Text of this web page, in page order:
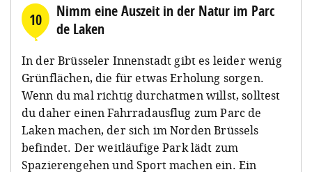
10
Nimm eine Auszeit in der Natur im Parc
de Laken
In der Brüsseler Innenstadt gibt es leider wenig
Grünflächen, die für etwas Erholung sorgen.
Wenn du mal richtig durchatmen willst, solltest
du daher einen Fahrradausflug zum Parc de
Laken machen, der sich im Norden Brüssels
befindet. Der weitläufige Park lädt zum
Spazierengehen und Sport machen ein. Ein